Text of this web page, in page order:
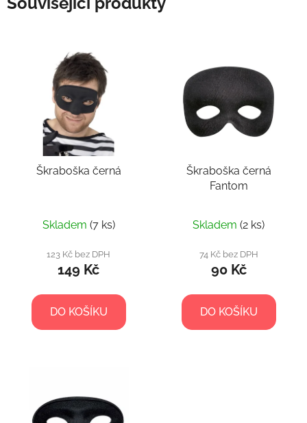
Škraboška černá
Skladem (7 ks)
123 Kč bez DPH
149 Kč
DO KOŠÍKU
Škraboška černá
Fantom
Skladem (2 ks)
74 Kč bez DPH
90 Kč
DO KOŠÍKU